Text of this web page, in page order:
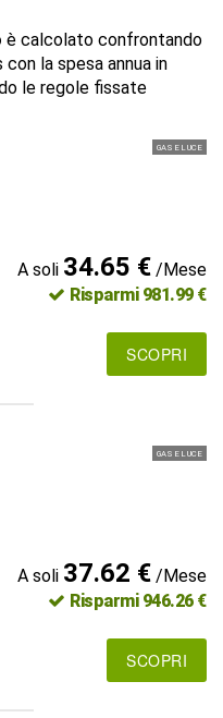
è calcolato confrontando
la spesa annua in
le regole fissate
GAS E LUCE
A soli 34.65 €/Mese
Risparmi 981.99 €
SCOPRI
GAS E LUCE
A soli 37.62 €/Mese
Risparmi 946.26 €
SCOPRI